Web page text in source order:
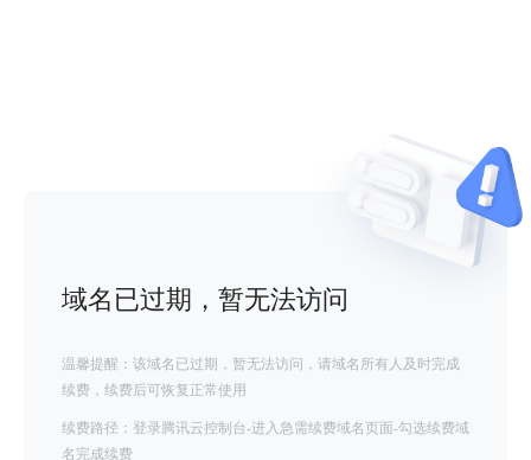
域名已过期，暂无法访问
温馨提醒：该域名已过期，暂无法访问，请域名所有人及时完成
续费，续费后可恢复正常使用
续费路径：登录腾讯云控制台-进入急需续费域名页面-勾选续费域
名完成续费